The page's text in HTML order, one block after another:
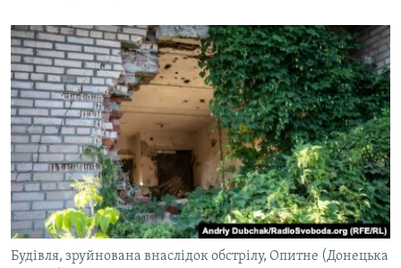
Будівля, зруйнована внаслідок обстрілу, Опитне (Донецька